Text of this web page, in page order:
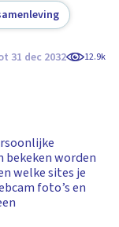
31 dec 2032 12.9k
bekeken worden
welke sites je
foto’s en